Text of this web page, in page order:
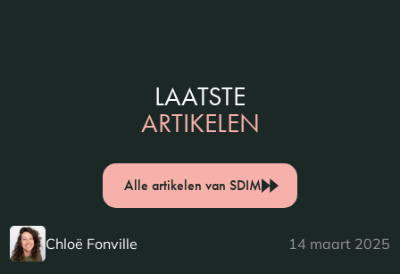
LAATSTE
ARTIKELEN
Alle artikelen van SDIM
Chloë Fonville 14 maart 2025